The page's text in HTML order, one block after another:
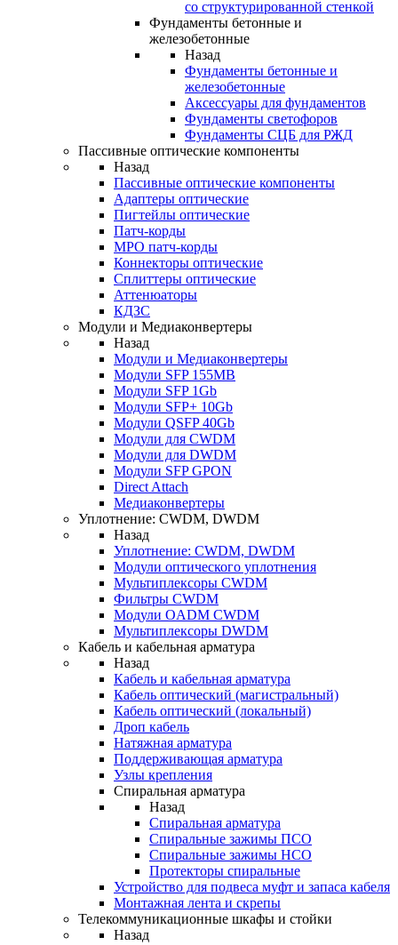
со структурированной стенкой
Фундаменты бетонные и
железобетонные
Назад
Фундаменты бетонные и
железобетонные
Аксессуары для фундаментов
Фундаменты светофоров
Фундаменты СЦБ для РЖД
Пассивные оптические компоненты
Назад
Пассивные оптические компоненты
Адаптеры оптические
Пигтейлы оптические
Патч-корды
MPO патч-корды
Коннекторы оптические
Сплиттеры оптические
Аттенюаторы
КДЗС
Модули и Медиаконвертеры
Назад
Модули и Медиаконвертеры
Модули SFP 155MB
Модули SFP 1Gb
Модули SFP+ 10Gb
Модули QSFP 40Gb
Модули для CWDM
Модули для DWDM
Модули SFP GPON
Direct Attach
Медиаконвертеры
Уплотнение: CWDM, DWDM
Назад
Уплотнение: CWDM, DWDM
Модули оптического уплотнения
Мультиплексоры CWDM
Фильтры CWDM
Модули OADM CWDM
Мультиплексоры DWDM
Кабель и кабельная арматура
Назад
Кабель и кабельная арматура
Кабель оптический (магистральный)
Кабель оптический (локальный)
Дроп кабель
Натяжная арматура
Поддерживающая арматура
Узлы крепления
Спиральная арматура
Назад
Спиральная арматура
Спиральные зажимы ПСО
Спиральные зажимы НСО
Протекторы спиральные
Устройство для подвеса муфт и запаса кабеля
Монтажная лента и скрепы
Телекоммуникационные шкафы и стойки
Назад